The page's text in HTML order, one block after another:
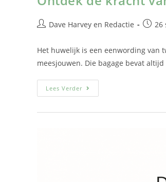
Dave Harvey en Redactie 26
Het huwelijk is een eenwording van
meesjouwen. Die bagage bevat
Lees Verder